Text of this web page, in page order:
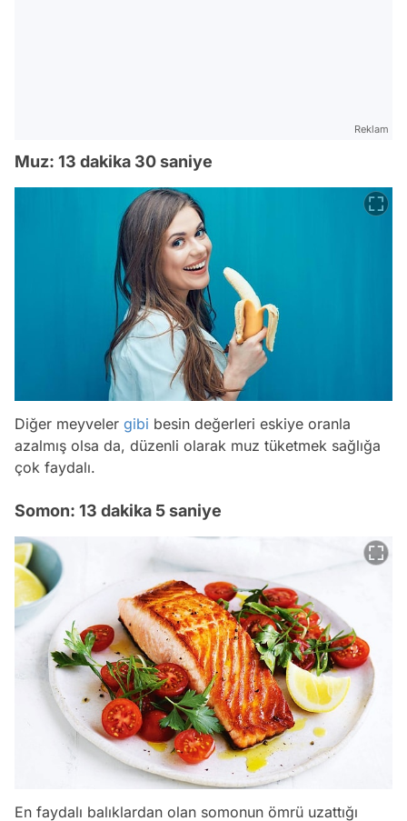
Reklam
Muz: 13 dakika 30 saniye
Diğer meyveler gibi besin değerleri eskiye oranla
azalmış olsa da, düzenli olarak muz tüketmek sağlığa
çok faydalı.
Somon: 13 dakika 5 saniye
En faydalı balıklardan olan somonun ömrü uzattığı